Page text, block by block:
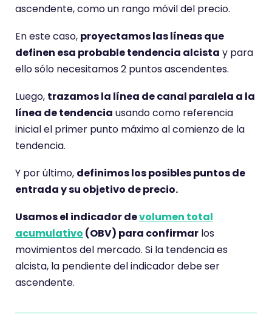
ascendente, como un rango móvil del precio.
En este caso, proyectamos las líneas que
definen esa probable tendencia alcista y para
ello sólo necesitamos 2 puntos ascendentes.
Luego, trazamos la línea de canal paralela a la
línea de tendencia usando como referencia
inicial el primer punto máximo al comienzo de la
tendencia.
Y por último, definimos los posibles puntos de
entrada y su objetivo de precio.
Usamos el indicador devolumen total
acumulativo (OBV) para confirmar los
movimientos del mercado. Si la tendencia es
alcista, la pendiente del indicador debe ser
ascendente.